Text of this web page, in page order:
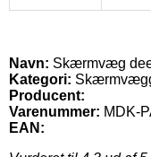
Navn: Skærmvæg
Kategori:
Producent:
Varenummer: MDK-
EAN: